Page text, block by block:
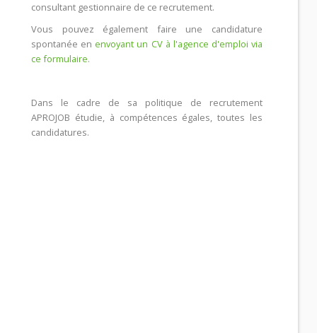
consultant gestionnaire de ce recrutement.
Vous pouvez également faire une candidature
spontanée en envoyant un CV à l'agence d'emploi via
ce formulaire.
Dans le cadre de sa politique de recrutement
APROJOB étudie, à compétences égales, toutes les
candidatures.